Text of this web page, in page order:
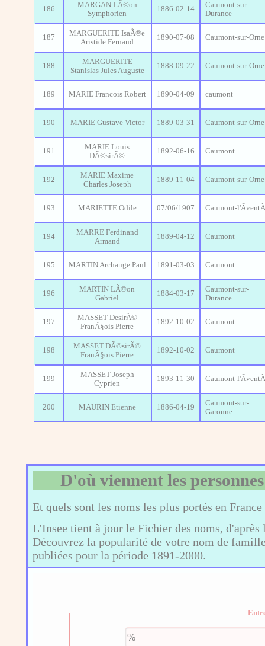
186
MARGAN LÃ©on
Symphorien
1886-02-14
Caumont-sur-
Durance
187
MARGUERITE IsaÃ®e
Aristide Fernand
1890-07-08 Caumont-sur-Orne
188
MARGUERITE
Stanislas Jules Auguste
1888-09-22 Caumont-sur-Orne
189 MARIE Francois Robert 1890-04-09 caumont
190 MARIE Gustave Victor 1889-03-31 Caumont-sur-Orne
191
MARIE Louis
DÃ©sirÃ©
1892-06-16 Caumont
192
MARIE Maxime
Charles Joseph
1889-11-04 Caumont-sur-Orne
193 MARIETTE Odile 07/06/1907 Caumont-
194
MARRE Ferdinand
Armand
1889-04-12 Caumont
195 MARTIN Archange Paul 1891-03-03 Caumont
196
MARTIN LÃ©on
Gabriel
1884-03-17
Caumont-sur-
Durance
197
MASSET DesirÃ©
FranÃ§ois Pierre
1892-10-02 Caumont
198
MASSET DÃ©sirÃ©
FranÃ§ois Pierre
1892-10-02 Caumont
199
MASSET Joseph
Cyprien
1893-11-30 Caumont-
200 MAURIN Etienne 1886-04-19
Caumont-sur-
Garonne
D'où viennent les
Et quels sont les noms les plus portés en
L'Insee tient à jour le Fichier des noms,
Découvrez la popularité de votre nom de
publiées pour la période 1891-2000.